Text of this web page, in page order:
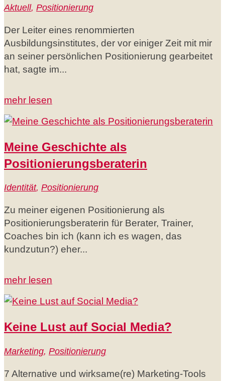
Aktuell, Positionierung
Der Leiter eines renommierten
Ausbildungsinstitutes, der vor einiger Zeit mit mir
an seiner persönlichen Positionierung gearbeitet
hat, sagte im...
mehr lesen
Meine Geschichte als
Positionierungsberaterin
Identität, Positionierung
Zu meiner eigenen Positionierung als
Positionierungsberaterin für Berater, Trainer,
Coaches bin ich (kann ich es wagen, das
kundzutun?) eher...
mehr lesen
Keine Lust auf Social Media?
Marketing, Positionierung
7 Alternative und wirksame(re) Marketing-Tools